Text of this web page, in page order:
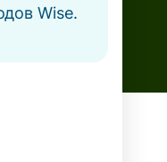
Wise.